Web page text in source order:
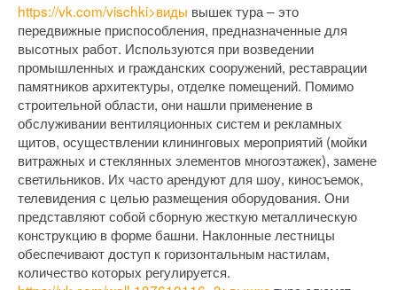
https://vk.com/vischki>виды вышек тура – это
передвижные приспособления, предназначенные для
высотных работ. Используются при возведении
промышленных и гражданских сооружений, реставрации
памятников архитектуры, отделке помещений. Помимо
строительной области, они нашли применение в
обслуживании вентиляционных систем и рекламных
щитов, осуществлении клининговых мероприятий (мойки
витражных и стеклянных элементов многоэтажек), замене
светильников. Их часто арендуют для шоу, киносъемок,
телевидения с целью размещения оборудования. Они
представляют собой сборную жесткую металлическую
конструкцию в форме башни. Наклонные лестницы
обеспечивают доступ к горизонтальным настилам,
количество которых регулируется.